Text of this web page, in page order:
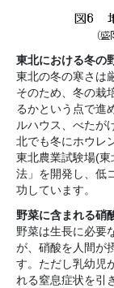
東北における冬の
東北の冬の寒さは
そのため、冬の栽
るかという点で進
ルハウス、べたが
北でも冬にホウレ
東北農業試験場(
法」を開発し、低
功しています。
野菜に含まれる硝
野菜は生長に必要
が、硝酸を人間が
す。ただし乳幼児
れる窒息症状を引